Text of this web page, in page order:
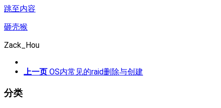
跳至内容
砸壳猴
Zack_Hou
上一页 OS内常见的raid删除与创建
分类